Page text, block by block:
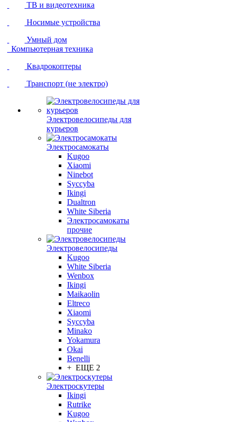
ТВ и видеотехника
Носимые устройства
Умный дом
Компьютерная техника
Квадрокоптеры
Транспорт (не электро)
Электровелосипеды для
курьеров
Электросамокаты
Kugoo
Xiaomi
Ninebot
Syccyba
Ikingi
Dualtron
White Siberia
Электросамокаты
прочие
Электровелосипеды
Kugoo
White Siberia
Wenbox
Ikingi
Maikaolin
Eltreco
Xiaomi
Syccyba
Minako
Yokamura
Okai
Benelli
+ ЕЩЕ 2
Электроскутеры
Ikingi
Rutrike
Kugoo